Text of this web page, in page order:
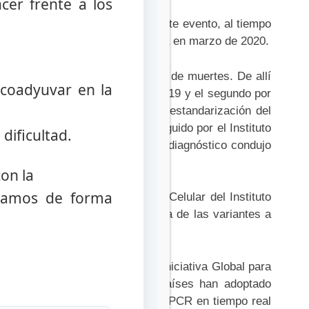
organización de este importante evento, al tiempo
al decreto de la pandemia en marzo de 2020.
se han producido 6,5 millones de muertes. De allí
de los enfermos de COVID-19 y el segundo por
Rafael Rangel, luego de la estandarización del
la frontera con Colombia, seguido por el Instituto
entre otros. Este proceso diagnóstico condujo
de Microbiología y Biología Celular del Instituto
la vigilancia genómica de las variantes a
en la base de datos de la Iniciativa Global para
sin embargo, en algunos países han adoptado
sus países. Estas incluyen PCR en tiempo real
frente a los
en la
dificultad.
la
de forma